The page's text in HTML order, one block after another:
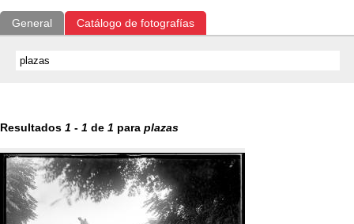
General Catálogo de fotografías
Resultados 1 - 1 de 1 para plazas